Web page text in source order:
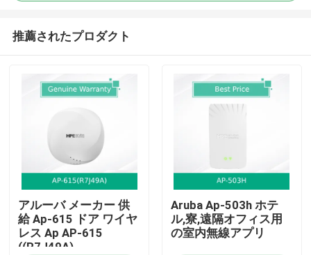
推薦されたプロダクト
アルーバ メーカー 供
給 Ap-615 ドア ワイヤ
レス Ap AP-615
((R7J49A)
Aruba Ap-503h ホテ
ル,寮,遠隔オフィス用
の室内無線アプリ